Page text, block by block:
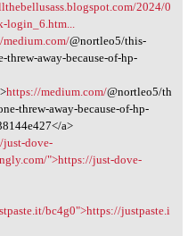
2024/0
@nortleo5/this-
threw-away-because-of-hp-
https://medium.com/@nortleo5/th
threw-away-because-of-hp-
a>
dove-
">https://just-dove-
bc4g0">https://justpaste.i